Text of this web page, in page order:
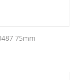
75mm